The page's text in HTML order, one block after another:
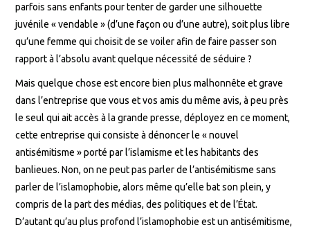
parfois sans enfants pour tenter de garder une silhouette
juvénile « vendable » (d’une façon ou d’une autre), soit plus libre
qu’une femme qui choisit de se voiler afin de faire passer son
rapport à l’absolu avant quelque nécessité de séduire ?
Mais quelque chose est encore bien plus malhonnête et grave
dans l’entreprise que vous et vos amis du même avis, à peu près
le seul qui ait accès à la grande presse, déployez en ce moment,
cette entreprise qui consiste à dénoncer le « nouvel
antisémitisme » porté par l’islamisme et les habitants des
banlieues. Non, on ne peut pas parler de l’antisémitisme sans
parler de l’islamophobie, alors même qu’elle bat son plein, y
compris de la part des médias, des politiques et de l’État.
D’autant qu’au plus profond l’islamophobie est un antisémitisme,